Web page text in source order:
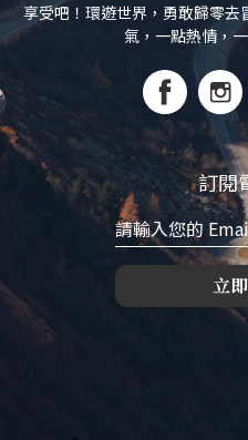
享受吧！環遊世界，勇敢歸零
氣，一點熱情，
訂閱
立